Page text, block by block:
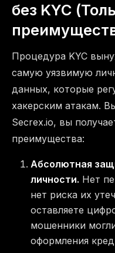
без KYC
Процедура KYC
самую уязвимую
данных, которые
хакерским атакам.
Secrex.io, вы
преимущества:
Абсолютная
личности. Нет
нет риска их
оставляете
мошенники
оформления